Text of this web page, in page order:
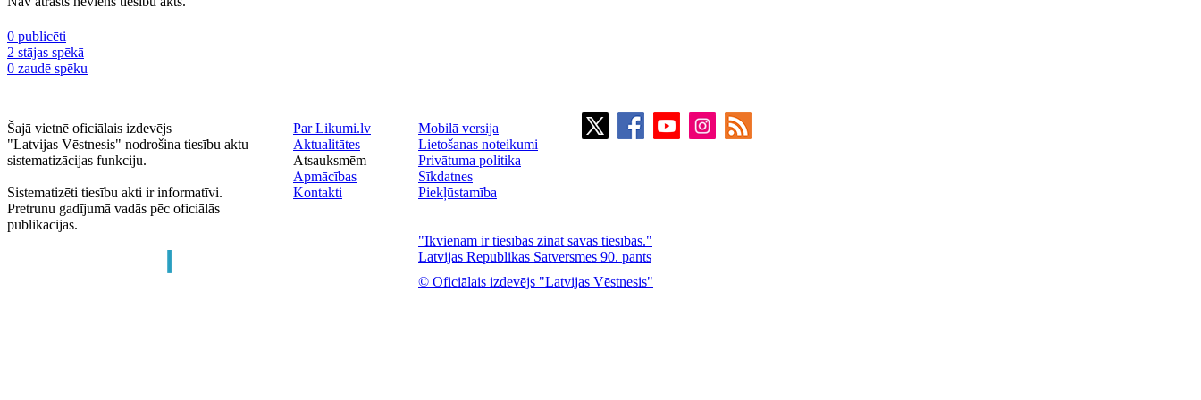
0 publicēti
2 stājas spēkā
0 zaudē spēku
Šajā vietnē oficiālais izdevējs
"Latvijas Vēstnesis" nodrošina tiesību aktu
sistematizācijas funkciju.
Sistematizēti tiesību akti ir informatīvi.
Pretrunu gadījumā vadās pēc oficiālās
publikācijas.
Par Likumi.lv
Aktualitātes
Atsauksmēm
Apmācības
Kontakti
Mobilā versija
Lietošanas noteikumi
Privātuma politika
Sīkdatnes
Piekļūstamība
"Ikvienam ir tiesības zināt savas tiesības."
Latvijas Republikas Satversmes 90. pants
© Oficiālais izdevējs "Latvijas Vēstnesis"